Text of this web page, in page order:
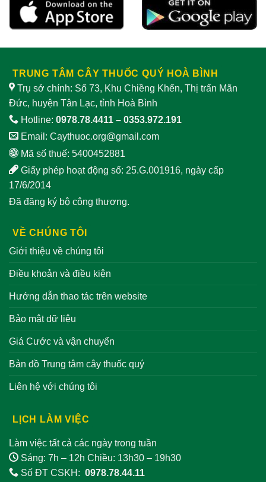
TRUNG TÂM CÂY THUỐC QUÝ HOÀ BÌNH
Trụ sở chính: Số 73, Khu Chiềng Khến, Thị trấn Mãn
Đức, huyện Tân Lạc, tỉnh Hoà Bình
Hotline: 0978.78.4411 – 0353.972.191
Email: Caythuoc.org@gmail.com
Mã số thuế: 5400452881
Giấy phép hoạt động số: 25.G.001916, ngày cấp
17/6/2014
Đã đăng ký bộ công thương.
VỀ CHÚNG TÔI
Giới thiệu về chúng tôi
Điều khoản và điều kiện
Hướng dẫn thao tác trên website
Bảo mật dữ liệu
Giá Cước và vận chuyển
Bản đồ Trung tâm cây thuốc quý
Liên hệ với chúng tôi
LỊCH LÀM VIỆC
Làm việc tất cả các ngày trong tuần
Sáng: 7h – 12h Chiều: 13h30 – 19h30
Số ĐT CSKH: 0978.78.44.11